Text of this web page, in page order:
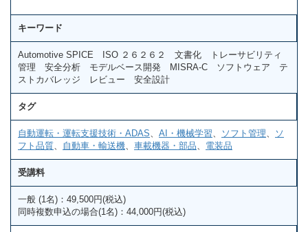
キーワード
Automotive SPICE ISO ２６２６２ 文書化 トレーサビリティ
管理 安全分析 モデルベース開発 MISRA-C ソフトウェア テ
ストカバレッジ レビュー 安全設計
タグ
自動運転・運転支援技術・ADAS AI・機械学習 ソフト管理
ソ
フト品質
自動車・輸送機 車載機器・部品 電装品
受講料
一般 (1名)：49,500円(税込)
同時複数申込の場合(1名)：44,000円(税込)